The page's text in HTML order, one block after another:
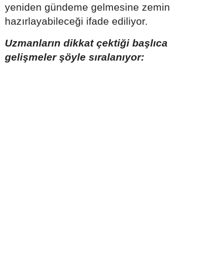
yeniden gündeme gelmesine zemin
hazırlayabileceği ifade ediliyor.
Uzmanların dikkat çektiği başlıca
gelişmeler şöyle sıralanıyor: